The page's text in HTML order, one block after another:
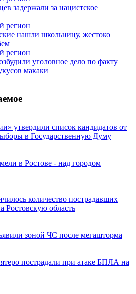
задержали за нацистское
нашли школьницу, жестоко
уголовное дело по факту
макаки
утвердили список кандидатов от
в Государственную Думу
в Ростове - над городом
количество пострадавших
Ростовскую область
зоной ЧС после мегашторма
пострадали при атаке БПЛА на